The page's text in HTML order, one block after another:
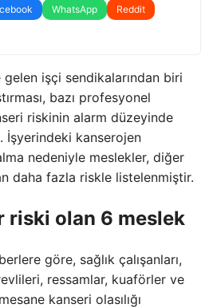
WhatsApp
Reddit
işçi sendikalarından biri
bazı profesyonel
riskinin alarm düzeyinde
İşyerindeki kanserojen
nedeniyle meslekler, diğer
daha fazla riskle listelenmiştir.
riski olan 6 meslek
göre, sağlık çalışanları,
ressamlar, kuaförler ve
kanseri olasılığı